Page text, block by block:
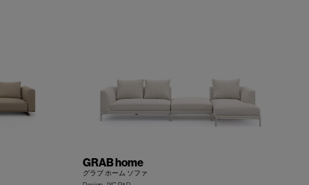
GRAB home
グラブ ホーム ソファ